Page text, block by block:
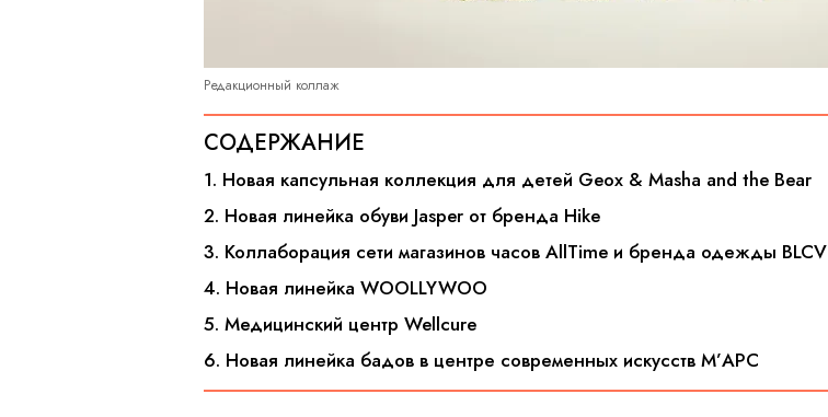
Редакционный коллаж
СОДЕРЖАНИЕ
1. Новая капсульная коллекция для детей Geox & Masha and the Bear
2. Новая линейка обуви Jasper от бренда Hike
3. Коллаборация сети магазинов часов AllTime и бренда одежды BLCV
4. Новая линейка WOOLLYWOO
5. Медицинский центр Wellcure
6. Новая линейка бадов в центре современных искусств М’АРС